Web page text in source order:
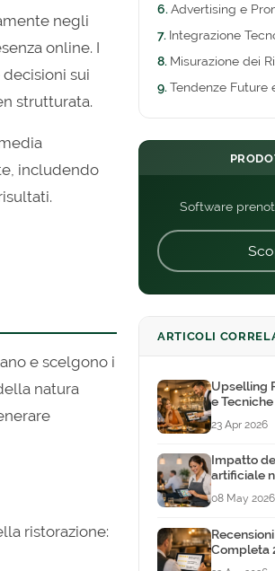
negli
online. I
sui
strutturata.
includendo
e scelgono i
natura
ristorazione:
Advertising e
Integrazione
Misurazione dei
Tendenze Future
Software
ARTICOLI
Upselling
e
23 Apr 2026
Impatto
artificiale
tendenza
08 May 2026
Completa